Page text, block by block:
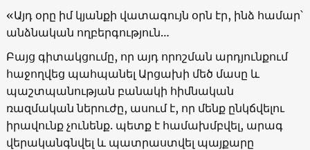
«Այդ օրը իմ կյանքի վատագույն օրն էր, ինձ համար՝
անձնական ողբերգություն…
Բայց գիտակցումը, որ այդ որոշման արդյունքում
հաջողվեց պահպանել Արցախի մեծ մասը և
պաշտպանության բանակի հիմնական
ռազմական ներուժը, ասում է, որ մենք ընկճվելու
իրավունք չունենք. պետք է համախմբվել, արագ
վերականգնվել և պատրաստվել պայքարը